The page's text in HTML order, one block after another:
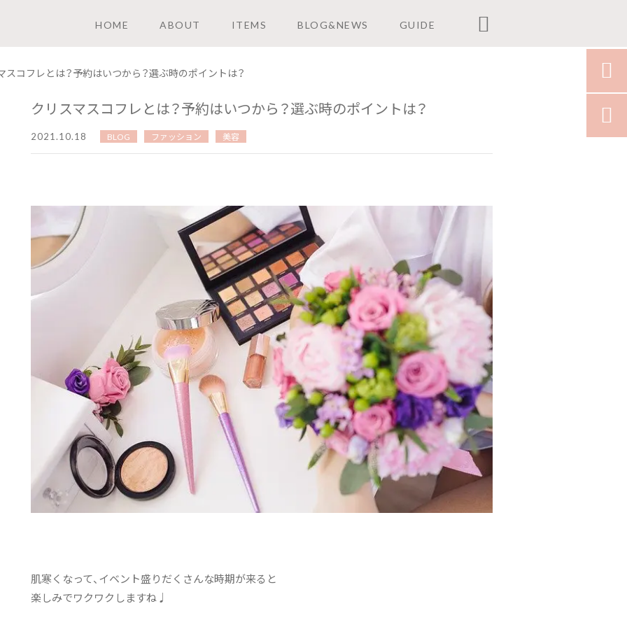
HOME ABOUT ITEMS BLOG&NEWS GUIDE 
スコフレとは？予約はいつから？選ぶ時のポイントは？
クリスマスコフレとは？予約はいつから？選ぶ時のポイントは？
2021.10.18 BLOG ファッション 美容
肌寒くなって、イベント盛りだくさんな時期が来ると
楽しみでワクワクしますね♩

